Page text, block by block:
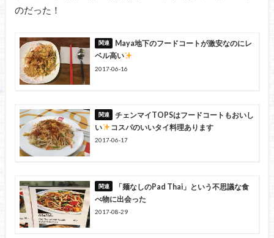
のだった！
Maya地下のフードコートが激安なのにレ
ベル高い
2017-06-16
チェンマイTOPSはフードコートもおいし
い
コスパのいいタイ料理あります
2017-06-17
「麺なしのPad Thai」という不思議な食
べ物に出会った
2017-08-29